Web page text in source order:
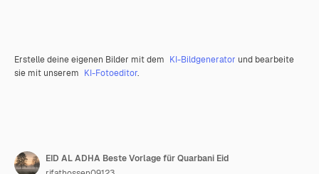
Erstelle deine eigenen Bilder mit dem KI-Bildgenerator und bearbeite
sie mit unserem KI-Fotoeditor.
EID AL ADHA Beste Vorlage für Quarbani Eid